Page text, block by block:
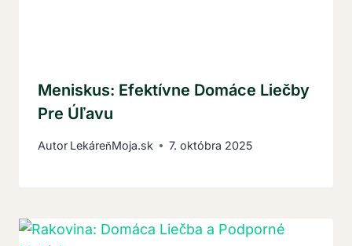
Meniskus: Efektívne Domáce Liečby
Pre Úľavu
Autor LekáreňMoja.sk 7. októbra 2025